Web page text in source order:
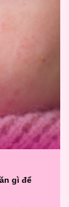
gì để